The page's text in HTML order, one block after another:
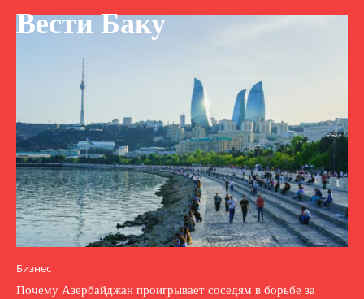
Вести Баку
Бизнес
Почему Азербайджан проигрывает соседям в борьбе за